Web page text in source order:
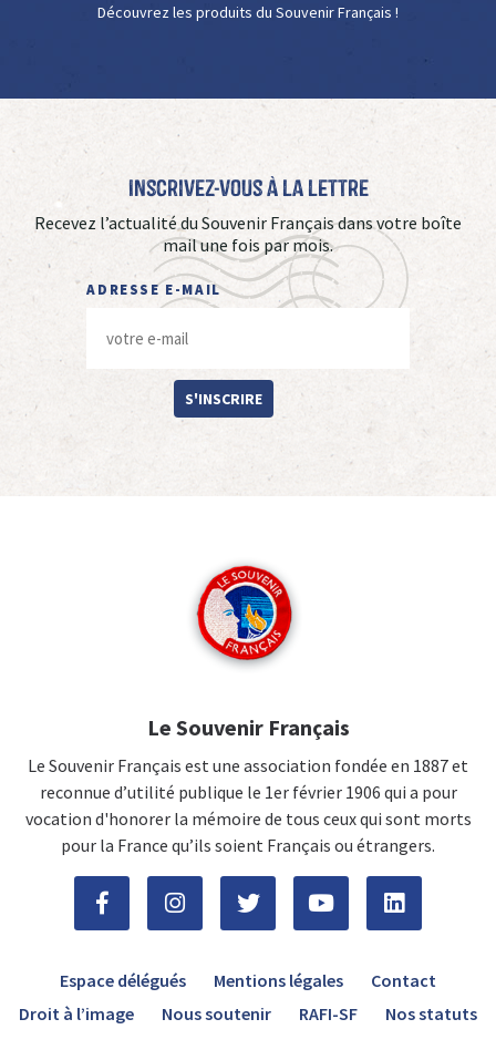
Découvrez les produits du Souvenir Français !
Inscrivez-vous à La Lettre
Recevez l’actualité du Souvenir Français dans votre boîte
mail une fois par mois.
ADRESSE E-MAIL
S'INSCRIRE
Le Souvenir Français
Le Souvenir Français est une association fondée en 1887 et
reconnue d’utilité publique le 1er février 1906 qui a pour
vocation d'honorer la mémoire de tous ceux qui sont morts
pour la France qu’ils soient Français ou étrangers.
Espace délégués Mentions légales
Contact
Droit à l’image
Nous soutenir RAFI-SF Nos statuts